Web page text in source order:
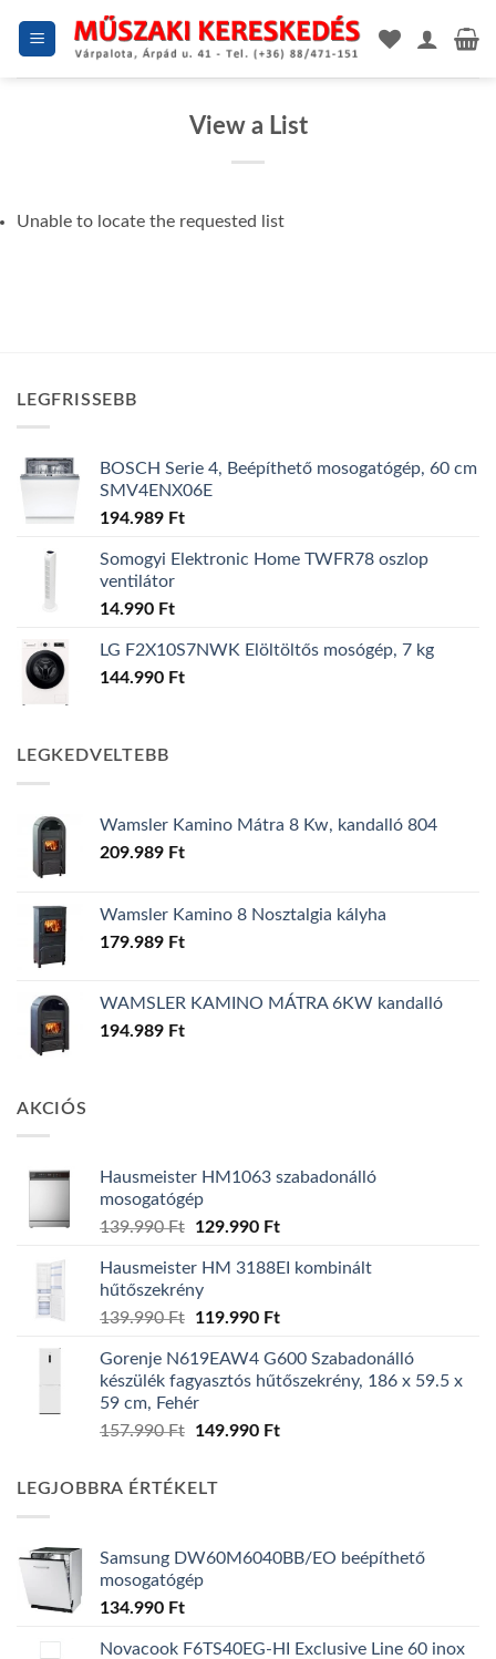
View a List
Unable to locate the requested list
LEGFRISSEBB
BOSCH Serie 4, Beépíthető mosogatógép, 60 cm
SMV4ENX06E
194.989 Ft
Somogyi Elektronic Home TWFR78 oszlop
ventilátor
14.990 Ft
LG F2X10S7NWK Elöltöltős mosógép, 7 kg
144.990 Ft
LEGKEDVELTEBB
Wamsler Kamino Mátra 8 Kw, kandalló 804
209.989 Ft
Wamsler Kamino 8 Nosztalgia kályha
179.989 Ft
WAMSLER KAMINO MÁTRA 6KW kandalló
194.989 Ft
AKCIÓS
Hausmeister HM1063 szabadonálló
mosogatógép
139.990Ft
Original
was:
139.990 Ft.
129.990 FtCurrent
is:
Hausmeister HM 3188EI kombinált
hűtőszekrény
139.990Ft
Original
was:
139.990 Ft.
119.990 FtCurrent
is:
119.990 Ft.
Gorenje N619EAW4 G600 Szabadonálló
készülék fagyasztós hűtőszekrény, 186 x 59.5 x
59 cm, Fehér
157.990Ft
Original
157.990 Ft.
149.990 FtCurrent
LEGJOBBRA ÉRTÉKELT
Samsung DW60M6040BB/EO beépíthető
mosogatógép
134.990 Ft
Novacook F6TS40EG-HI Exclusive Line 60 inox